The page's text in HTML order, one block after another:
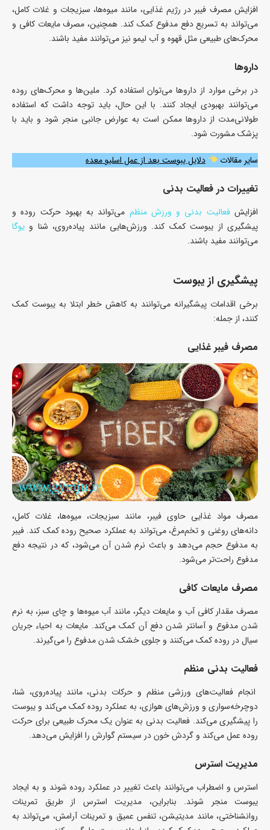
افزایش مصرف فیبر در رژیم غذایی، مانند میوه‌ها، سبزیجات و غلات کامل،
می‌تواند به تسریع دفع مدفوع کمک کند. همچنین، مصرف مایعات کافی و
محرک‌های طبیعی مثل قهوه و آب لیمو نیز می‌توانند مفید باشند.
داروها
در برخی موارد از داروها می‌توان استفاده کرد. ملین‌ها و محرک‌های روده
می‌توانند بهبودی ایجاد کنند. با این حال، باید توجه داشت که استفاده
طولانی‌مدت از داروها ممکن است به عوارض جانبی منجر شود و باید با
پزشک مشورت شود.
سایر مقالات
دلایل یبوست بعد از عمل اسلیو معده
تغییرات در فعالیت بدنی
افزایشفعالیت بدنی و ورزش منظم می‌تواند به بهبود حرکت روده و
پیشگیری از یبوست کمک کند. ورزش‌هایی مانند پیاده‌روی، شنا و یوگا
می‌توانند مفید باشند.
پیشگیری از یبوست
برخی اقدامات پیشگیرانه می‌توانند به کاهش خطر ابتلا به یبوست کمک
کنند، از جمله:
مصرف فیبر غذایی
مصرف مواد غذایی حاوی فیبر، مانند سبزیجات، میوه‌ها، غلات کامل،
دانه‌های روغنی و تخم‌مرغ، می‌تواند به عملکرد صحیح روده کمک کند. فیبر
به مدفوع حجم می‌دهد و باعث نرم شدن آن می‌شود، که در نتیجه دفع
مدفوع راحت‌تر می‌شود.
مصرف مایعات کافی
مصرف مقدار کافی آب و مایعات دیگر، مانند آب میوه‌ها و چای سبز، به نرم
شدن مدفوع و آسانتر شدن دفع آن کمک می‌کند. مایعات به احیاء جریان
سیال در روده کمک می‌کنند و جلوی خشک شدن مدفوع را می‌گیرند.
فعالیت بدنی منظم
انجام فعالیت‌های ورزشی منظم و حرکات بدنی، مانند پیاده‌روی، شنا،
دوچرخه‌سواری و ورزش‌های هوازی، به عملکرد روده کمک می‌کند و یبوست
را پیشگیری می‌کند. فعالیت بدنی به عنوان یک محرک طبیعی برای حرکت
روده عمل می‌کند و گردش خون در سیستم گوارش را افزایش می‌دهد.
مدیریت استرس
استرس و اضطراب می‌توانند باعث تغییر در عملکرد روده شوند و به ایجاد
یبوست منجر شوند. بنابراین، مدیریت استرس از طریق تمرینات
روانشناختی، مانند مدیتیشن، تنفس عمیق و تمرینات آرامش، می‌تواند به